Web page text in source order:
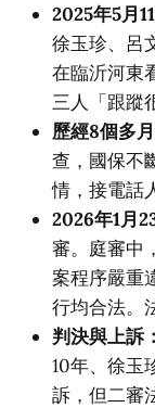
2025年5月
徐玉珍、呂
在臨沂河東
三人「跟蹤
歷經8個多月
查，國保不
情，接電話
2026年1月
審。庭審中
案程序嚴重
行均合法。
判決與上訴：
10年、徐玉
訴，但二審